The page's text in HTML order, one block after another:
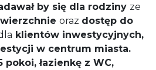
by się dla rodziny ze
oraz dostęp do
klientów inwestycyjnych,
w centrum miasta.
pokoi, łazienkę z WC,